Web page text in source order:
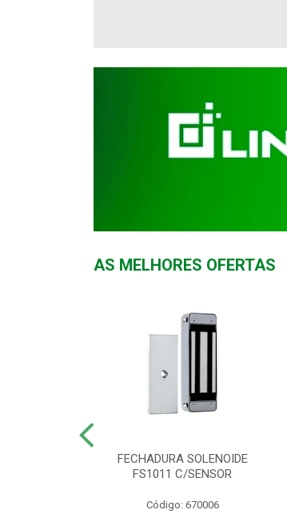
AS MELHORES OFERTAS
FECHADURA SOLENOIDE
FS1011 C/SENSOR
Código: 670006